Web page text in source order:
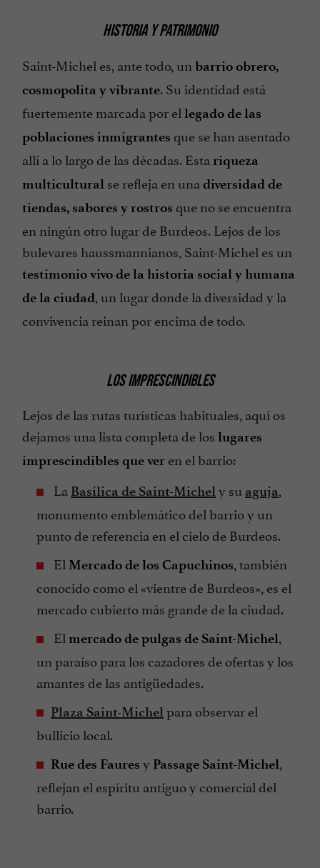
HISTORIA Y PATRIMONIO
Saint-Michel es, ante todo, un barrio obrero,
cosmopolita y vibrante. Su identidad está
fuertemente marcada por el legado de las
poblaciones inmigrantes que se han asentado
allí a lo largo de las décadas. Esta riqueza
multicultural se refleja en una diversidad de
tiendas, sabores y rostros que no se encuentra
en ningún otro lugar de Burdeos. Lejos de los
bulevares haussmannianos, Saint-Michel es un
testimonio vivo de la historia social y humana
de la ciudad, un lugar donde la diversidad y la
convivencia reinan por encima de todo.
LOS IMPRESCINDIBLES
Lejos de las rutas turísticas habituales, aquí os
dejamos una lista completa de los lugares
imprescindibles que ver en el barrio:
La Basílica de Saint-Michel y su aguja,
monumento emblemático del barrio y un
punto de referencia en el cielo de Burdeos.
El Mercado de los Capuchinos, también
conocido como el «vientre de Burdeos», es el
mercado cubierto más grande de la ciudad.
El mercado de pulgas de Saint-Michel,
un paraíso para los cazadores de ofertas y los
amantes de las antigüedades.
Plaza Saint-Michel para observar el
bullicio local.
Rue des Faures y Passage Saint-Michel,
reflejan el espíritu antiguo y comercial del
barrio.